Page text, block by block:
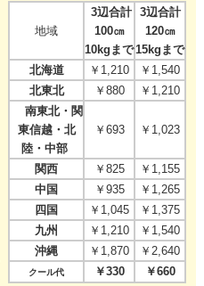
地域
3辺合計
100㎝
10kgまで
3辺合計
120㎝
15kgまで
北海道
￥1,210
￥1,540
北東北
￥880
￥1,210
南東北・関
東信越・北
陸・中部
￥693 ￥1,023
関西 ￥825
￥1,155
中国
￥935
￥1,265
四国
￥1,045
￥1,375
九州
￥1,210
￥1,540
沖縄
￥1,870 ￥2,640
クール代 ￥330 ￥660